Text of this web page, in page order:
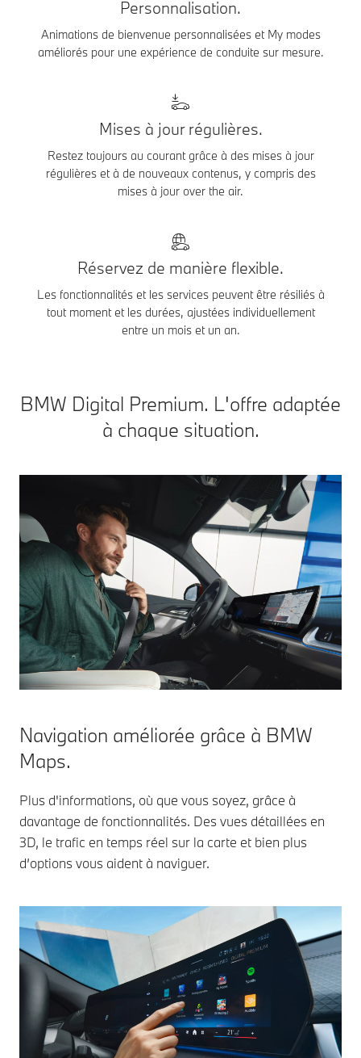
Personnalisation.
Animations de bienvenue personnalisées et My modes
améliorés pour une expérience de conduite sur mesure.
Mises à jour régulières.
Restez toujours au courant grâce à des mises à jour
régulières et à de nouveaux contenus, y compris des
mises à jour over the air.
Réservez de manière flexible.
Les fonctionnalités et les services peuvent être résiliés à
tout moment et les durées, ajustées individuellement
entre un mois et un an.
BMW Digital Premium. L'offre adaptée
à chaque situation.
Navigation améliorée grâce à BMW
Maps.
Plus d'informations, où que vous soyez, grâce à
davantage de fonctionnalités. Des vues détaillées en
3D, le trafic en temps réel sur la carte et bien plus
d’options vous aident à naviguer.